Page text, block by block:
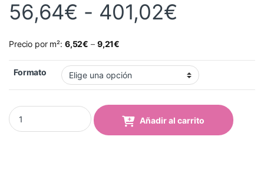
56,64€ - 401,02€
Precio por m²: 6,52€ – 9,21€
Formato
Vinilo Avery 700 Amarillo Sol Mate (706-05 Sun Yellow Matt)
Añadir al carrito